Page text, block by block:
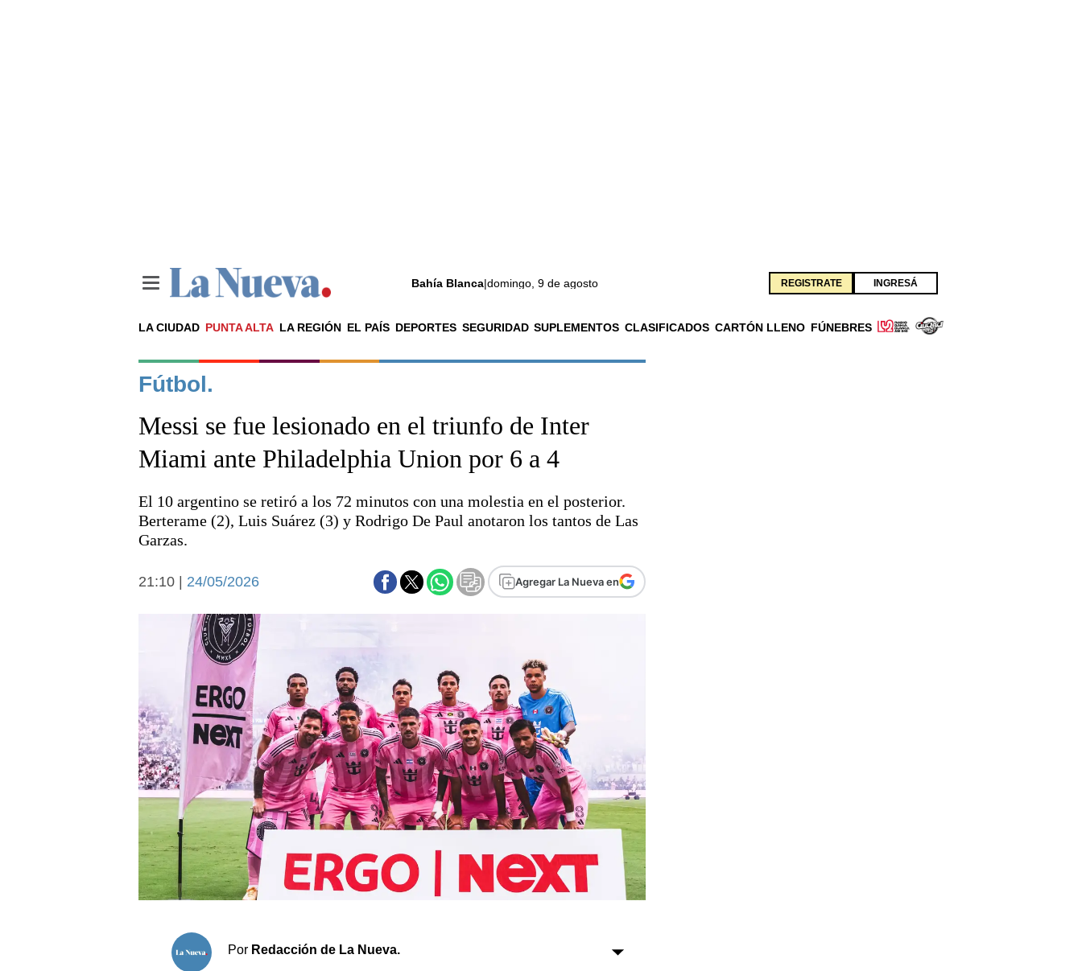
Bahía Blanca|domingo, 9 de agosto REGISTRATE INGRESÁ
LA CIUDAD PUNTA ALTA LA REGIÓN EL PAÍS DEPORTES SEGURIDAD SUPLEMENTOS CLASIFICADOS CARTÓN LLENO FÚNEBRES
Noticias
La ciudad
El país
Seguridad
Deportes
Escenario Olímpico
Liga del Sur
Fútbol
Federal A
Arte y cultura
Economía y campo
Con el campo
Espacio empresas
Sociedad y tiempo libre
Sociedad
Tecnología
Turismo
Salud
Es viral
El tiempo
Fúnebres
Clasificados
Suplementos
Servicios
Farmacias
Fútbol.
Messi se fue lesionado en el triunfo de Inter
Miami ante Philadelphia Union por 6 a 4
El 10 argentino se retiró a los 72 minutos con una molestia en el posterior.
Berterame (2), Luis Suárez (3) y Rodrigo De Paul anotaron los tantos de Las
Garzas.
Agregar La Nueva en
21:10 | 24/05/2026
Por Redacción de La Nueva.